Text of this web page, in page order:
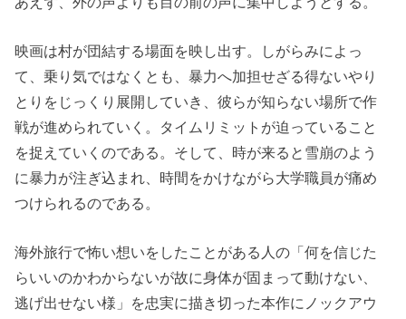
映画は村が団結する場面を映し出す。しがらみによっ
て、乗り気ではなくとも、暴力へ加担せざる得ないやり
とりをじっくり展開していき、彼らが知らない場所で作
戦が進められていく。タイムリミットが迫っていること
を捉えていくのである。そして、時が来ると雪崩のよう
に暴力が注ぎ込まれ、時間をかけながら大学職員が痛め
つけられるのである。
海外旅行で怖い想いをしたことがある人の「何を信じた
らいいのかわからないが故に身体が固まって動けない、
逃げ出せない様」を忠実に描き切った本作にノックアウ